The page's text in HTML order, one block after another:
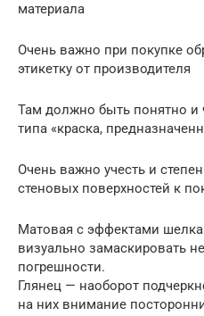
материала
Очень важно при покупке
этикетку от производителя
Там должно быть понятно и
типа «краска,
Очень важно учесть и
стеновых поверхностей к
Матовая с эффектами
визуально замаскировать
погрешности.
Глянец — наоборот
на них внимание